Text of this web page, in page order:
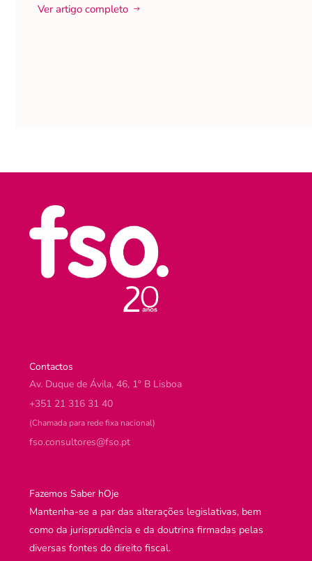
Ver artigo completo
Contactos
Av. Duque de Ávila, 46, 1º B Lisboa
+351 21 316 31 40
(Chamada para rede fixa nacional)
tp.osf
@serotlusnoc.osf
Fazemos Saber hOje
Mantenha-se a par das alterações legislativas, bem
como da jurisprudência e da doutrina firmadas pelas
diversas fontes do direito fiscal.